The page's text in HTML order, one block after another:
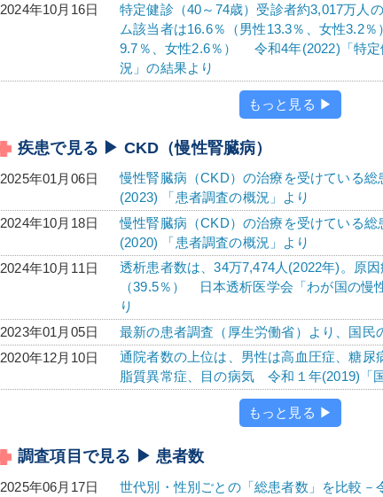
2024年10月16日
特定健診（40～74歳）受診者約3,017万人
ム該当者は16.6％（男性13.3％、女性3.2
9.7％、女性2.6％） 令和4年(2022)「特定
況」の結果より
もっと見る ▶
疾患で見る ▶ CKD（慢性腎臓病）
2025年01月06日
慢性腎臓病（CKD）の治療を受けている
(2023) 「患者調査の概況」より
2024年10月18日
慢性腎臓病（CKD）の治療を受けている
(2020) 「患者調査の概況」より
2024年10月11日
透析患者数は、34万7,474人(2022年)。原
（39.5％） 日本透析医学会「わが国の慢
り
2023年01月05日
最新の患者調査（厚生労働省）より、国民
2020年12月10日
通院者数の上位は、男性は高血圧症、糖尿
脂質異常症、目の病気 令和１年(2019)「
もっと見る ▶
調査項目で見る ▶ 患者数
2025年06月17日
世代別・性別ごとの「総患者数」を比較－